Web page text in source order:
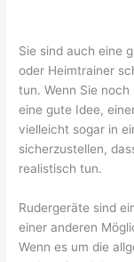
Sie sind auch eine
oder Heimtrainer
tun. Wenn Sie
eine gute Idee,
vielleicht sogar in
sicherzustellen,
realistisch tun.
Rudergeräte sind
einer anderen
Wenn es um die